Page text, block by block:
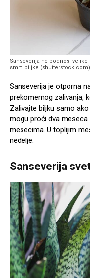
Sanseverija ne podnosi
smrti biljke (shutterstock.com)
Sanseverija je otporna
prekomernog zalivanja,
Zalivajte biljku samo
mogu proći dva
mesecima. U toplijim
nedelje.
Sanseverija